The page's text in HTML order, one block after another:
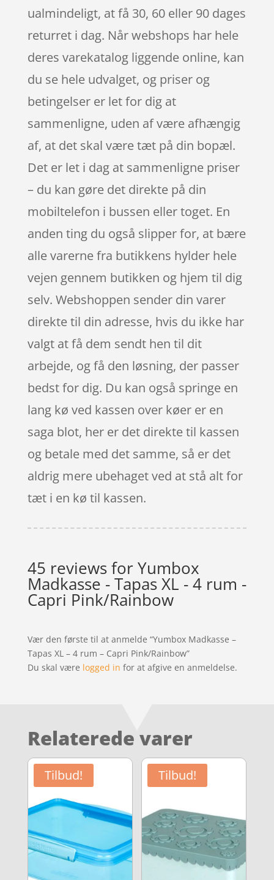
ualmindeligt, at få 30, 60 eller 90 dages
returret i dag. Når webshops har hele
deres varekatalog liggende online, kan
du se hele udvalget, og priser og
betingelser er let for dig at
sammenligne, uden af være afhængig
af, at det skal være tæt på din bopæl.
Det er let i dag at sammenligne priser
– du kan gøre det direkte på din
mobiltelefon i bussen eller toget. En
anden ting du også slipper for, at bære
alle varerne fra butikkens hylder hele
vejen gennem butikken og hjem til dig
selv. Webshoppen sender din varer
direkte til din adresse, hvis du ikke har
valgt at få dem sendt hen til dit
arbejde, og få den løsning, der passer
bedst for dig. Du kan også springe en
lang kø ved kassen over køer er en
saga blot, her er det direkte til kassen
og betale med det samme, så er det
aldrig mere ubehaget ved at stå alt for
tæt i en kø til kassen.
45 reviews forYumbox
Madkasse - Tapas XL - 4 rum -
Capri Pink/Rainbow
Vær den første til at anmelde “Yumbox Madkasse –
Tapas XL – 4 rum – Capri Pink/Rainbow”
Du skal være logged in for at afgive en anmeldelse.
Relaterede varer
Tilbud! Tilbud!